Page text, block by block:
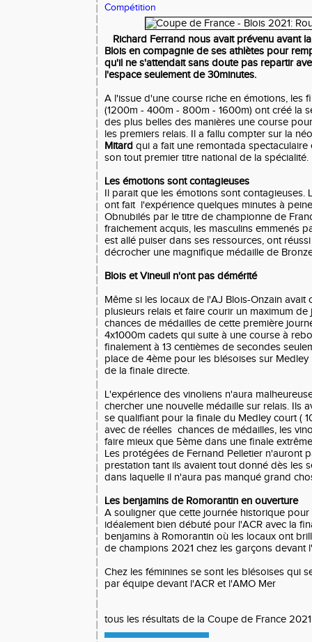
Compétition
Richard Ferrand nous avait prévenu avant
Blois en compagnie de ses athlètes pour
qu'il ne s'attendait sans doute pas repartir
l'espace seulement de 30minutes.
A l'issue d'une course riche en émotions, les
(1200m - 400m - 800m - 1600m) ont créé la
des plus belles des manières une course
les premiers relais. Il a fallu compter sur la
Mitard qui a fait une remontada
son tout premier titre national de la spécialité.
Les émotions sont contagieuses
Il parait que les émotions sont contagieuses.
ont fait l'expérience quelques minutes à
Obnubilés par le titre de championne de
fraichement acquis, les masculins emmenés
est allé puiser dans ses ressources, ont
décrocher une magnifique médaille de
Blois et Vineuil n'ont pas démérité
Même si les locaux de l'AJ Blois-Onzain
plusieurs relais et faire courir un maximum de
chances de médailles de cette première
4x1000m cadets qui suite à une course à
finalement à 13 centièmes de secondes
place de 4ème pour les blésoises sur
de la finale directe.
L'expérience des vinoliens n'aura
chercher une nouvelle médaille sur relais. Ils
se qualifiant pour la finale du Medley court (
avec de réelles chances de médailles, les
faire mieux que 5ème dans une finale
Les protégées de Fernand Pelletier n'auront
prestation tant ils avaient tout donné dès les
dans laquelle il n'aura pas manqué grand
Les benjamins de Romorantin en ouverture
A souligner que cette journée historique pour
idéalement bien débuté pour l'ACR avec la
benjamins à Romorantin où les locaux ont
de champions 2021 chez les garçons devant
Chez les féminines se sont les blésoises qui
par équipe devant l'ACR et l'AMO Mer
tous les résultats de la Coupe de France 2021